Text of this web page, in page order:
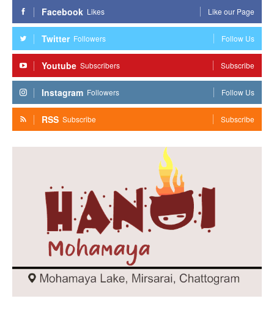
Facebook Likes Like our Page
Twitter Followers Follow Us
Youtube Subscribers Subscribe
Instagram Followers Follow Us
RSS Subscribe Subscribe